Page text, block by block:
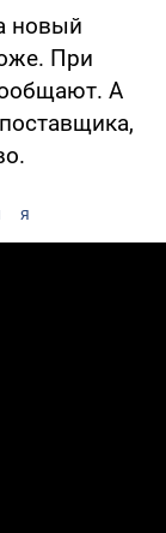
новый
При
А